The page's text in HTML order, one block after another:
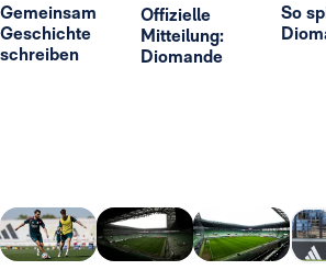
Gemeinsam
Geschichte
schreiben
Offizielle
Mitteilung:
Diomande
So